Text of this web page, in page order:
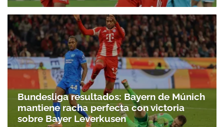
Bundesliga resultados: Bayern de Múnich
mantiene racha perfecta con victoria
sobre Bayer Leverkusen